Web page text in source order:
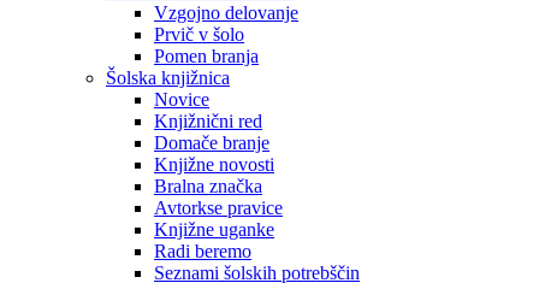
Vzgojno delovanje
Prvič v šolo
Pomen branja
Šolska knjižnica
Novice
Knjižnični red
Domače branje
Knjižne novosti
Bralna značka
Avtorkse pravice
Knjižne uganke
Radi beremo
Seznami šolskih potrebščin